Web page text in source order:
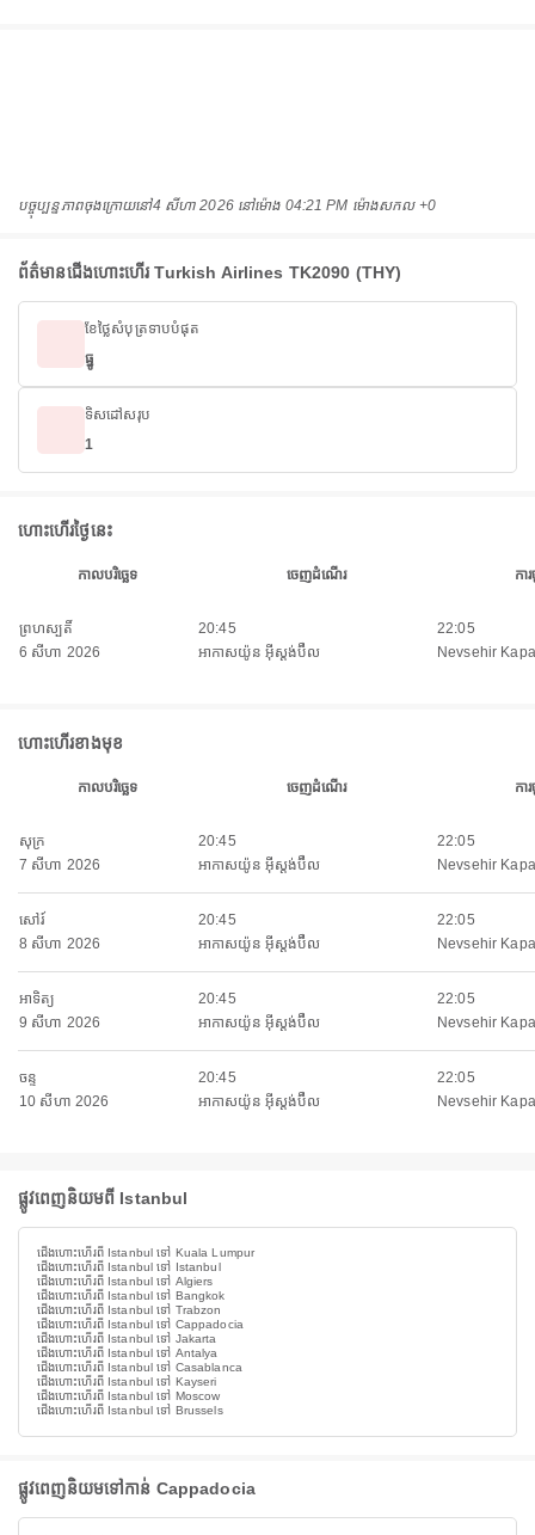
បច្ចុប្បន្នភាពចុងក្រោយនៅ4 សីហា 2026 នៅ​ម៉ោង 04:21 PM ម៉ោង​សកល +0
ព័ត៌មានជើងហោះហើរ Turkish Airlines TK2090 (THY)
ខែថ្លៃសំបុត្រទាបបំផុត
ធ្នូ
ទិសដៅសរុប
1
ហោះហើរថ្ងៃនេះ
កាលបរិច្ឆេទ ចេញដំណើរ កា
ព្រហស្បតិ៍
6 សីហា 2026
20:45
អាកាសយ៉ូន អ៊ីស្តង់ប៊ឺល
22:05
Nevsehir
ហោះហើរខាងមុខ
កាលបរិច្ឆេទ ចេញដំណើរ កា
សុក្រ
7 សីហា 2026
20:45
អាកាសយ៉ូន អ៊ីស្តង់ប៊ឺល
22:05
Nevsehir
សៅរ៍
8 សីហា 2026
20:45
អាកាសយ៉ូន អ៊ីស្តង់ប៊ឺល
22:05
Nevsehir
អាទិត្យ
9 សីហា 2026
20:45
អាកាសយ៉ូន អ៊ីស្តង់ប៊ឺល
22:05
Nevsehir
ចន្ទ
10 សីហា 2026
20:45
អាកាសយ៉ូន អ៊ីស្តង់ប៊ឺល
22:05
Nevsehir
ផ្លូវពេញនិយមពី Istanbul
ជើងហោះហើរពី Istanbul ទៅ Kuala Lumpur
ជើងហោះហើរពី Istanbul ទៅ Istanbul
ជើងហោះហើរពី Istanbul ទៅ Algiers
ជើងហោះហើរពី Istanbul ទៅ Bangkok
ជើងហោះហើរពី Istanbul ទៅ Trabzon
ជើងហោះហើរពី Istanbul ទៅ Cappadocia
ជើងហោះហើរពី Istanbul ទៅ Jakarta
ជើងហោះហើរពី Istanbul ទៅ Antalya
ជើងហោះហើរពី Istanbul ទៅ Casablanca
ជើងហោះហើរពី Istanbul ទៅ Kayseri
ជើងហោះហើរពី Istanbul ទៅ Moscow
ជើងហោះហើរពី Istanbul ទៅ Brussels
ផ្លូវពេញនិយមទៅកាន់ Cappadocia